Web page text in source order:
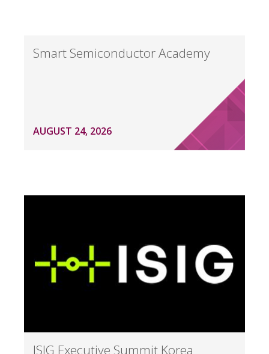
Smart Semiconductor Academy
AUGUST 24, 2026
ISIG Executive Summit Korea